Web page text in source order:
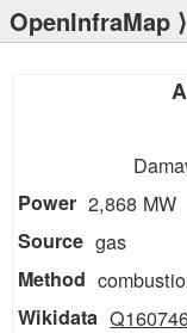
OpenInfraMap ⟩
2,868 MW
gas